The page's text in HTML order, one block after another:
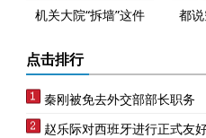
机关大院“拆墙”这件
都
点击排行
秦刚被免去外交部部长职务
赵乐际对西班牙进行正式友